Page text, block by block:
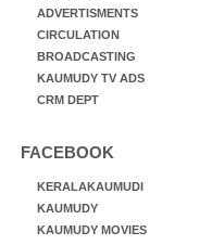
ADVERTISMENTS
CIRCULATION
BROADCASTING
KAUMUDY TV ADS
CRM DEPT
FACEBOOK
KERALAKAUMUDI
KAUMUDY
KAUMUDY MOVIES